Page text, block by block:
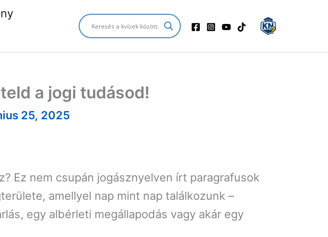
a jogi tudásod!
25, 2025
Ez nem csupán jogásznyelven írt paragrafusok
amellyel nap mint nap találkozunk –
egy albérleti megállapodás vagy akár egy